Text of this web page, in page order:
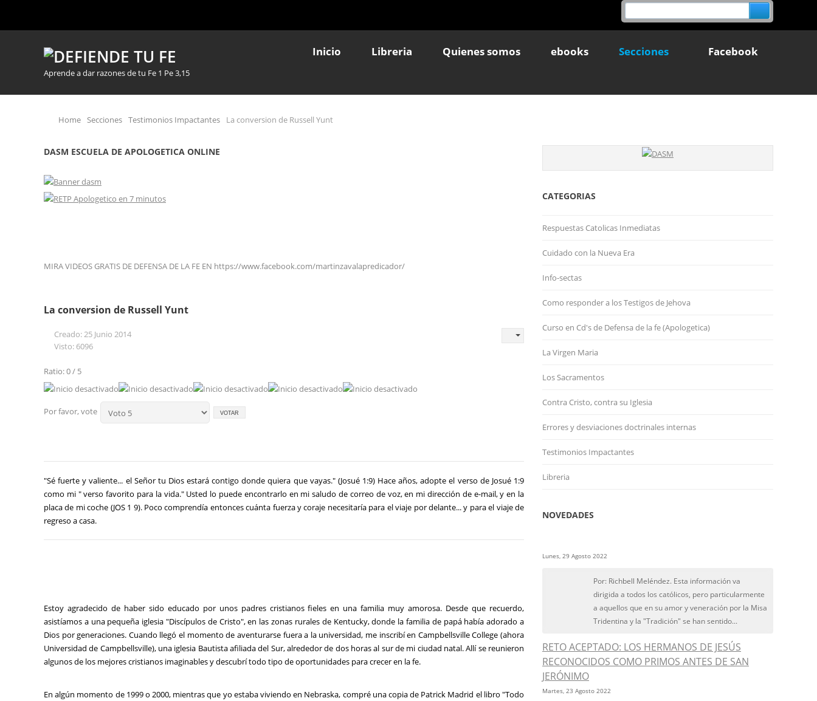
Aprende a dar razones de tu Fe 1 Pe 3,15
Inicio Libreria Quienes somos ebooks Secciones Facebook
Home Secciones Testimonios Impactantes La conversion de Russell Yunt
DASM ESCUELA DE APOLOGETICA ONLINE
MIRA VIDEOS GRATIS DE DEFENSA DE LA FE EN https://www.facebook.com/martinzavalapredicador/
La conversion de Russell Yunt
Creado: 25 Junio 2014
Visto: 6096
Ratio: 0 / 5
Por favor, vote
"Sé fuerte y valiente... el Señor tu Dios estará contigo donde quiera que vayas." (Josué 1:9) Hace años, adopte el verso de Josué 1:9
como mi " verso favorito para la vida." Usted lo puede encontrarlo en mi saludo de correo de voz, en mi dirección de e-mail, y en la
placa de mi coche (JOS 1 9). Poco comprendía entonces cuánta fuerza y coraje necesitaría para el viaje por delante... y para el viaje de
regreso a casa.
Estoy agradecido de haber sido educado por unos padres cristianos fieles en una familia muy amorosa. Desde que recuerdo,
asistíamos a una pequeña iglesia "Discípulos de Cristo", en las zonas rurales de Kentucky, donde la familia de papá había adorado a
Dios por generaciones. Cuando llegó el momento de aventurarse fuera a la universidad, me inscribí en Campbellsville College (ahora
Universidad de Campbellsville), una iglesia Bautista afiliada del Sur, alrededor de dos horas al sur de mi ciudad natal. Allí se reunieron
algunos de los mejores cristianos imaginables y descubrí todo tipo de oportunidades para crecer en la fe.
En algún momento de 1999 o 2000, mientras que yo estaba viviendo en Nebraska, compré una copia de Patrick Madrid el libro "Todo
CATEGORIAS
Respuestas Catolicas Inmediatas
Cuidado con la Nueva Era
Info-sectas
Como responder a los Testigos de Jehova
Curso en Cd's de Defensa de la fe (Apologetica)
La Virgen Maria
Los Sacramentos
Contra Cristo, contra su Iglesia
Errores y desviaciones doctrinales internas
Testimonios Impactantes
Libreria
NOVEDADES
Lunes, 29 Agosto 2022
Por: Richbell Meléndez. Esta información va
dirigida a todos los católicos, pero particularmente
a aquellos que en su amor y veneración por la Misa
Tridentina y la "Tradición" se han sentido...
RETO ACEPTADO: LOS HERMANOS DE JESÚS
RECONOCIDOS COMO PRIMOS ANTES DE SAN
JERÓNIMO
Martes, 23 Agosto 2022